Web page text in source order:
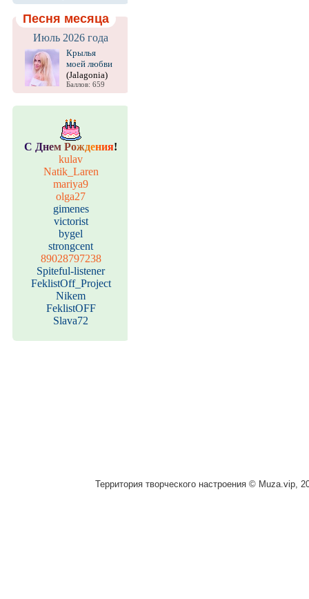
Песня месяца
Июль 2026 года
Крылья
моей любви
(Jalagonia)
Баллов: 659
С Днем Рождения!
kulav
Natik_Laren
mariya9
olga27
gimenes
victorist
bygel
strongcent
89028797238
Spiteful-listener
FeklistOff_Project
Nikem
FeklistOFF
Slava72
Территория творческого настроения © Muza.vip,